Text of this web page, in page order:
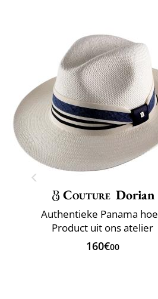
Couture Dorian
Authentieke Panama
Product uit ons atelier
160€00